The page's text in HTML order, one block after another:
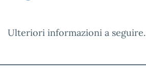
Ulteriori informazioni a seguire.